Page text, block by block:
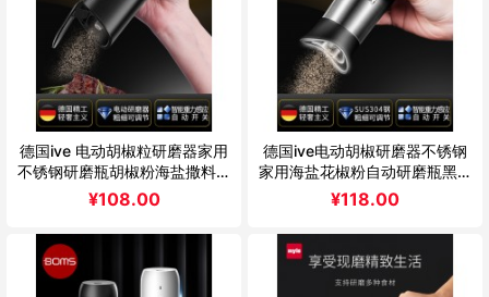
德国ive 电动胡椒粒研磨器家用
不锈钢研磨瓶胡椒粉海盐撒料瓶
神器
¥108.00
德国ive电动胡椒研磨器不锈钢
家用海盐花椒粉自动研磨瓶黑胡
椒粒
¥118.00